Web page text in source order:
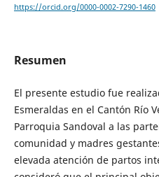
https://orcid.org/0000-0002-7290-1460
Resumen
El presente estudio fue
Esmeraldas en el Cantón Río
Parroquia Sandoval a las
comunidad y madres
elevada atención de partos